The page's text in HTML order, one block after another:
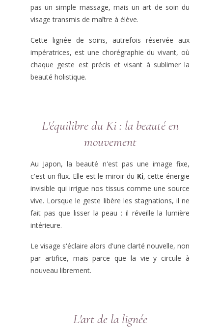
pas un simple massage, mais un art de soin du
visage transmis de maître à élève.
Cette lignée de soins, autrefois réservée aux
impératrices, est une chorégraphie du vivant, où
chaque geste est précis et visant à sublimer la
beauté holistique.
L'équilibre du Ki : la beauté en
mouvement
Au Japon, la beauté n'est pas une image fixe,
c'est un flux. Elle est le miroir du Ki, cette énergie
invisible qui irrigue nos tissus comme une source
vive. Lorsque le geste libère les stagnations, il ne
fait pas que lisser la peau : il réveille la lumière
intérieure.
Le visage s'éclaire alors d'une clarté nouvelle, non
par artifice, mais parce que la vie y circule à
nouveau librement.
L'art de la lignée